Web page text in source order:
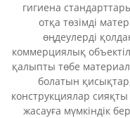
гигиена
отқа төзімді
өңдеулерді
коммерциялық
қалыпты төбе
болатын
конструкциялар сияқты
жасауға мүмкіндік